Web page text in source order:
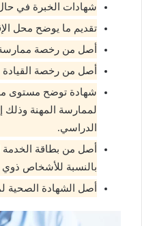
شهادات الخبرة في
تقديم ما يوضح محل
أصل من رخصة ممارسة
أصل من رخصة القيادة
شهادة توضح مستوى
لممارسة المهنة وذلك
الدراسي.
أصل من بطاقة الخدمة
بالنسبة للأشخاص ذوي
أصل الشهادة الصحية